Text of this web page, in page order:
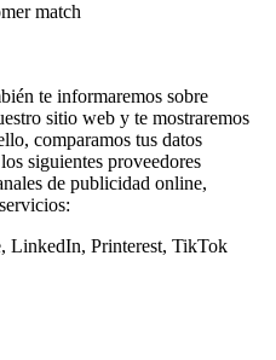
match
te informaremos sobre
sitio web y te mostraremos
comparamos tus datos
siguientes proveedores
de publicidad online,
LinkedIn, Printerest, TikTok